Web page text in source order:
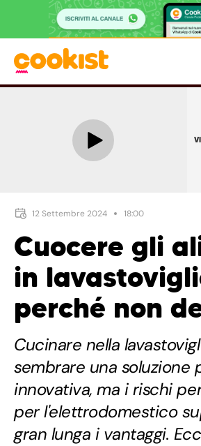
12 Settembre 2024 18:00
Cuocere gli
in
perché non
Cucinare nella
sembrare una soluzione
innovativa, ma i rischi
per l'elettrodomestico
gran lunga i vantaggi.